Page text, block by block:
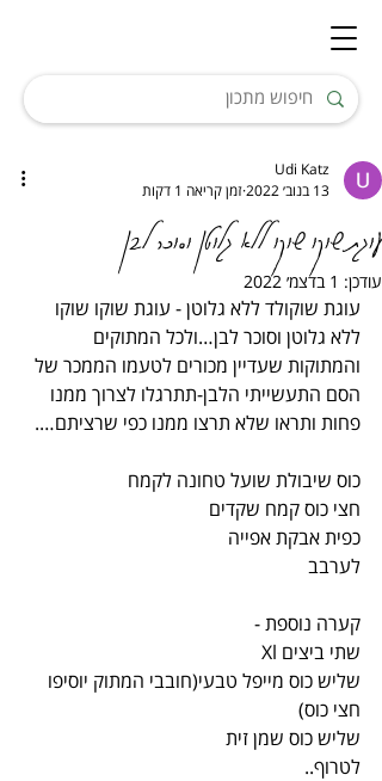
עוגת שוקו שוקו ללא גלוטן וסוכר לבן
Udi Katz
13 בנוב׳ 2022
זמן קריאה 1 דקות
עודכן: 1 בדצמ׳ 2022
עוגת שוקולד ללא גלוטן - עוגת שוקו שוקו
ללא גלוטן וסוכר לבן…ולכל המתוקים
והמתוקות שעדיין מכורים לטעמו הממכר של
הסם התעשייתי הלבן-תתרגלו לצרוך ממנו
פחות ותראו שלא תרצו ממנו כפי שרציתם….
כוס שיבולת שועל טחונה לקמח
חצי כוס קמח שקדים
כפית אבקת אפייה
לערבב
קערה נוספת -
שתי ביצים Xl
שליש כוס מייפל טבעי(חובבי המתוק יוסיפו
חצי כוס)
שליש כוס שמן זית
לטרוף..